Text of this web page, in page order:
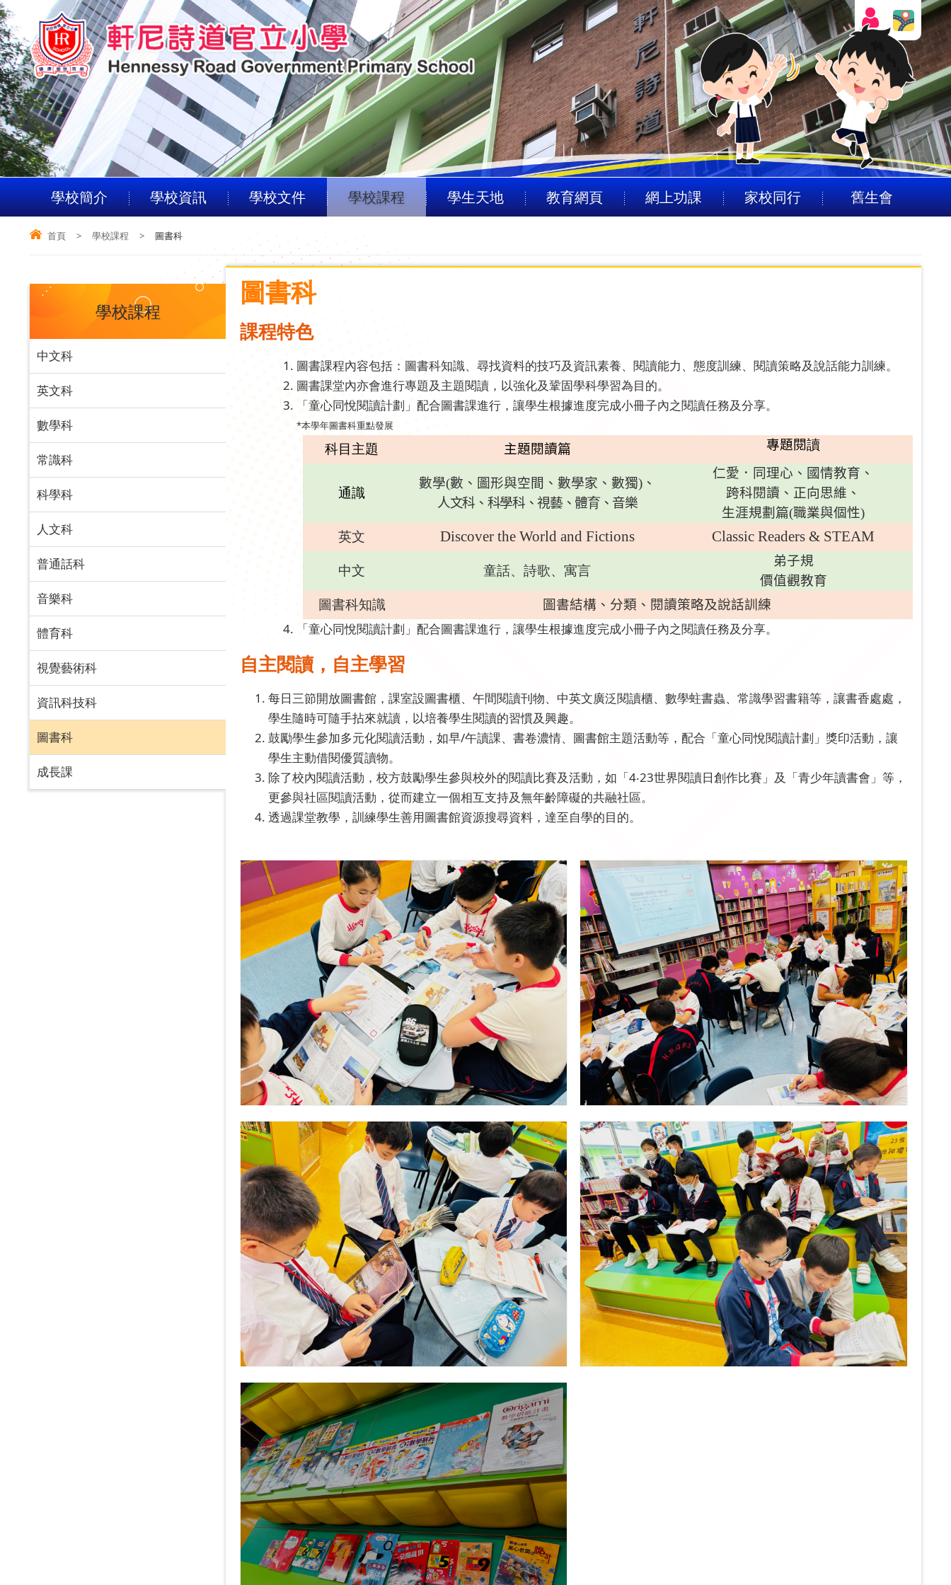
學校簡介 學校資訊 學校文件 學校課程 學生天地 教育網頁 網上功課 家校同行 舊生會
首頁 > 學校課程 > 圖書科
圖書科
課程特色
圖書課程內容包括：圖書科知識、尋找資料的技巧及資訊素養、閱讀能力、態度訓練、閱讀策略及說話能力訓練。
圖書課堂內亦會進行專題及主題閱讀，以強化及鞏固學科學習為目的。
「童心同悅閱讀計劃」配合圖書課進行，讓學生根據進度完成小冊子內之閱讀任務及分享。
*本學年圖書科重點發展
科目主題 主題閱讀篇 專題閱讀
通識
數學(數、圖形與空間、數學家、數獨)、
人文科、科學科、視藝、體育、音樂
仁愛．同理心、國情教育 、
跨科閱讀、正向思維、
生涯規劃篇(職業與個性)
英文
Discover the World and Fictions Classic Readers & STEAM
中文 童話、詩歌、寓言
弟子規
價值觀教育
圖書科知識
圖書結構、分類、閱讀策略及說話訓練
「童心同悅閱讀計劃」配合圖書課進行，讓學生根據進度完成小冊子內之閱讀任務及分享。
自主閱讀，自主學習
每日三節開放圖書館，課室設圖書櫃、午間閱讀刊物、中英文廣泛閱讀櫃、數學蛀書蟲、常識學習書籍等，讓書香處處，
學生隨時可隨手拈來就讀，以培養學生閱讀的習慣及興趣。
鼓勵學生參加多元化閱讀活動，如早/午讀課、書卷濃情、圖書館主題活動等，配合「童心同悅閱讀計劃」獎印活動，讓
學生主動借閱優質讀物。
除了校內閱讀活動，校方鼓勵學生參與校外的閱讀比賽及活動，如「4‧23世界閱讀日創作比賽」及「青少年讀書會」等，
更參與社區閱讀活動，從而建立一個相互支持及無年齡障礙的共融社區。
透過課堂教學，訓練學生善用圖書館資源搜尋資料，達至自學的目的。
學校課程
中文科
英文科
數學科
常識科
科學科
人文科
普通話科
音樂科
體育科
視覺藝術科
資訊科技科
圖書科
成長課